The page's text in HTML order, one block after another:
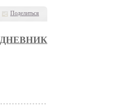
Поделиться
ДНЕВНИК